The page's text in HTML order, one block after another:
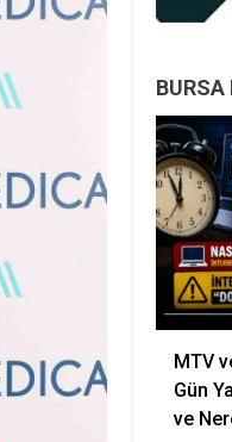
BURSA
MTV
Gün
ve